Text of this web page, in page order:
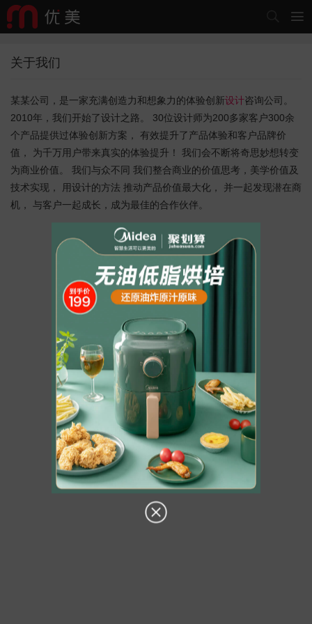

关于我们
某某公司，是一家充满创造力和想象力的体验创新设计咨询公司。
2010年，我们开始了设计之路。 30位设计师为200多家客户300余
个产品提供过体验创新方案， 有效提升了产品体验和客户品牌价
值， 为千万用户带来真实的体验提升！ 我们会不断将奇思妙想转变
为商业价值。 我们与众不同 我们整合商业的价值思考，美学价值及
技术实现， 用设计的方法 推动产品价值最大化， 并一起发现潜在商
机， 与客户一起成长，成为最佳的合作伙伴。